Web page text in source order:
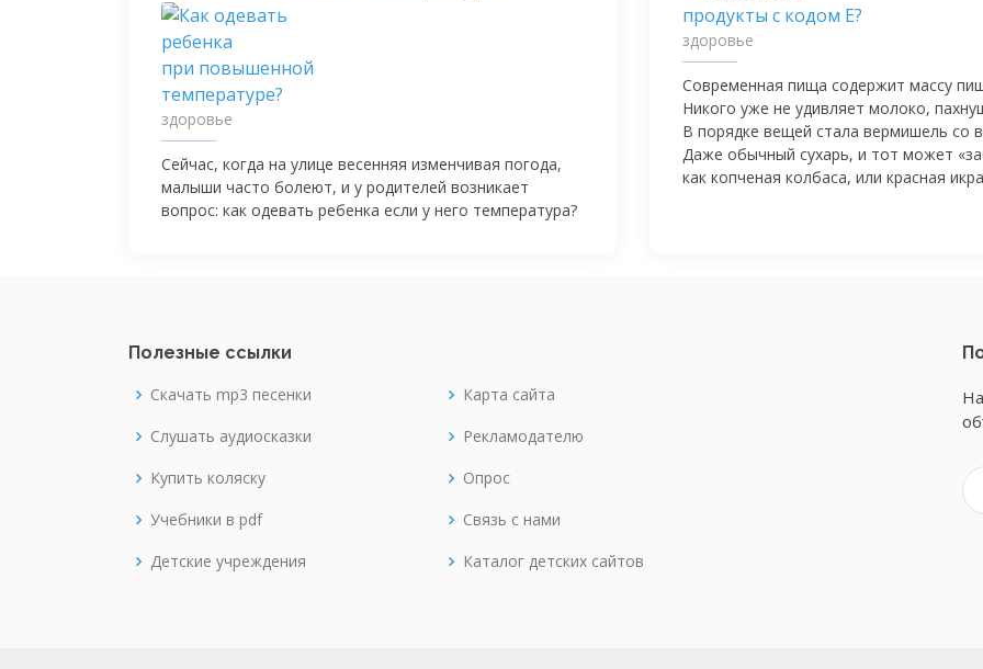
здоровье
Сейчас, когда на улице весенняя изменчивая погода,
малыши часто болеют, и у родителей возникает
вопрос: как одевать ребенка если у него температура?
здоровье
Современная пища содержит массу
Никого уже не удивляет молоко,
В порядке вещей стала вермишель со
Даже обычный сухарь, и тот может
как копченая колбаса, или красная
Полезные ссылки
Скачать mp3 песенки
Слушать аудиосказки
Купить коляску
Учебники в pdf
Детские учреждения
Карта сайта
Рекламодателю
Опрос
Связь с нами
Каталог детских сайтов